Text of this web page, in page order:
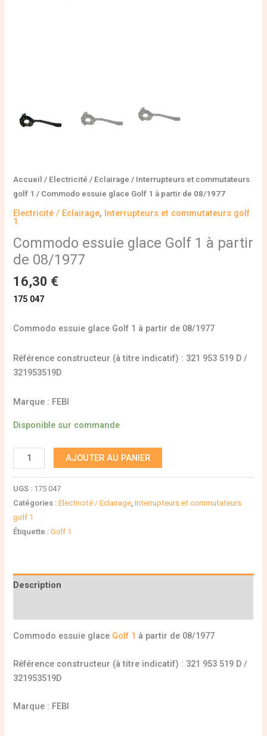
Accueil / Electricité / Eclairage / Interrupteurs et commutateurs
golf 1 / Commodo essuie glace Golf 1 à partir de 08/1977
Electricité / Eclairage, Interrupteurs et commutateurs golf
1
Commodo essuie glace Golf 1 à partir
de 08/1977
16,30 €
175 047
Commodo essuie glace Golf 1 à partir de 08/1977
Référence constructeur (à titre indicatif) : 321 953 519 D /
321953519D
Marque : FEBI
Disponible sur commande
AJOUTER AU PANIER
UGS : 175 047
Catégories :Electricité / Eclairage ,Interrupteurs et commutateurs
golf 1
Étiquette :Golf 1
Description
Commodo essuie glace Golf 1 à partir de 08/1977
Référence constructeur (à titre indicatif) : 321 953 519 D /
321953519D
Marque : FEBI